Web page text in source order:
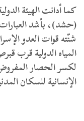
كما أدانت الهيئة
(حشد)، بأشد
شنّته قوات العدو
المياه الدولية قرب
لكسر الحصار
الإنسانية للسكان